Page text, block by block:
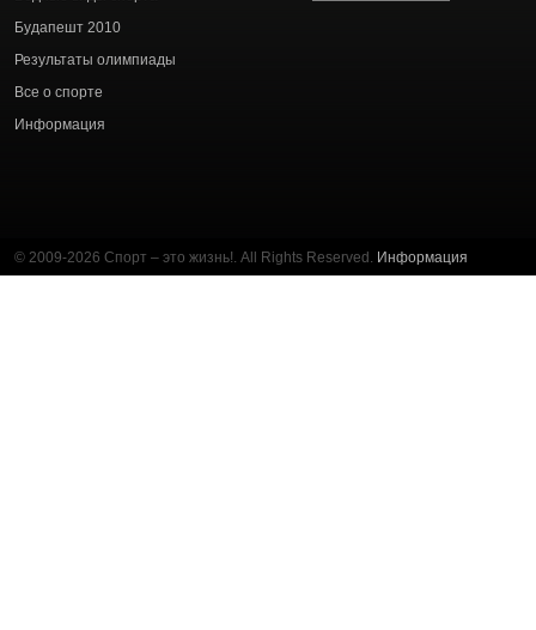
Будапешт 2010
Результаты олимпиады
Все о спорте
Информация
© 2009-2026 Спорт – это жизнь!. All Rights Reserved. Информация